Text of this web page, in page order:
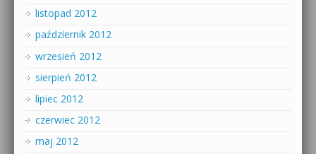
listopad 2012
październik 2012
wrzesień 2012
sierpień 2012
lipiec 2012
czerwiec 2012
maj 2012